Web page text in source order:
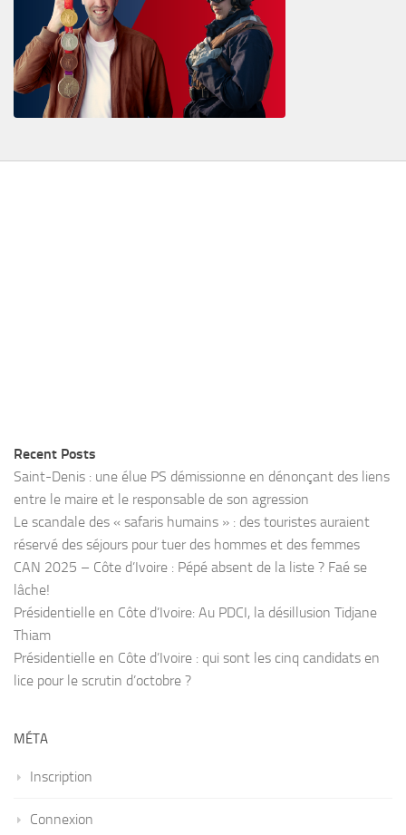
Recent Posts
Saint-Denis : une élue PS démissionne en dénonçant des liens
entre le maire et le responsable de son agression
Le scandale des « safaris humains » : des touristes auraient
réservé des séjours pour tuer des hommes et des femmes
CAN 2025 – Côte d’Ivoire : Pépé absent de la liste ? Faé se
lâche!
Présidentielle en Côte d’Ivoire: Au PDCI, la désillusion Tidjane
Thiam
Présidentielle en Côte d’Ivoire : qui sont les cinq candidats en
lice pour le scrutin d’octobre ?
MÉTA
Inscription
Connexion